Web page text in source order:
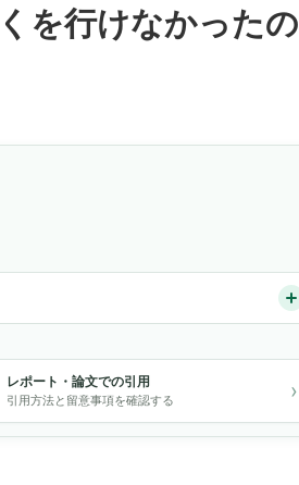
を行けなかったの
レポート・論文での引用
引用方法と留意事項を確認する ›